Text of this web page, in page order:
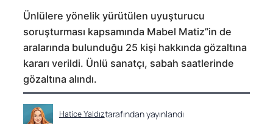
Ünlülere yönelik yürütülen uyuşturucu
soruşturması kapsamında Mabel Matiz”in de
aralarında bulunduğu 25 kişi hakkında gözaltına
kararı verildi. Ünlü sanatçı, sabah saatlerinde
gözaltına alındı.
Hatice Yaldıztarafından yayınlandı